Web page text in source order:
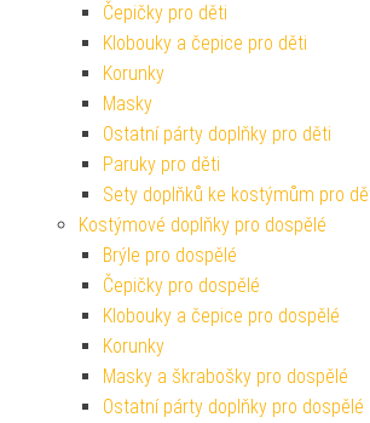
Čepičky pro děti
Klobouky a čepice pro děti
Korunky
Masky
Ostatní párty doplňky pro děti
Paruky pro děti
Sety doplňků ke kostýmům pro
Kostýmové doplňky pro dospělé
Brýle pro dospělé
Čepičky pro dospělé
Klobouky a čepice pro dospělé
Korunky
Masky a škrabošky pro dospělé
Ostatní párty doplňky pro dospělé